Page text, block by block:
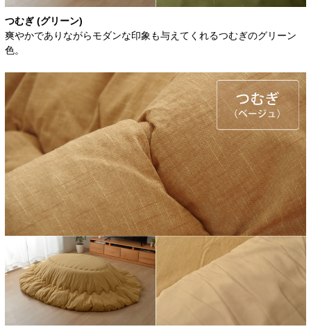
つむぎ (グリーン)
爽やかでありながらモダンな印象も与えてくれるつむぎのグリーン
色。